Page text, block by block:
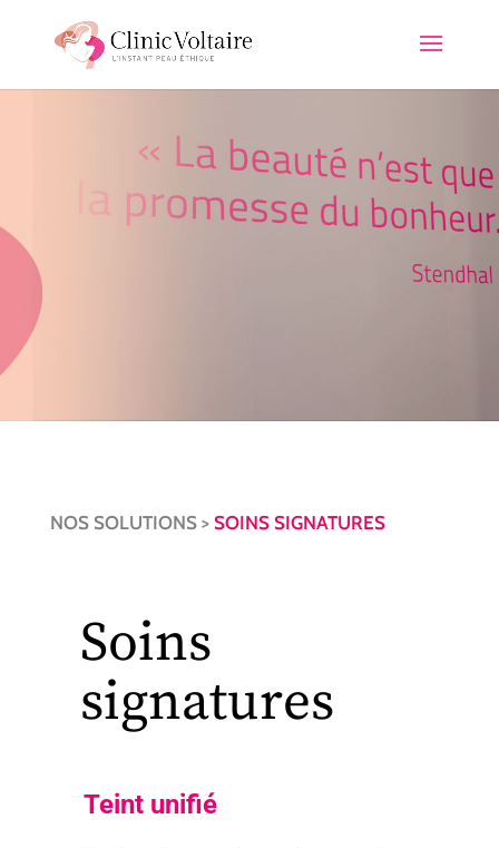
NOS SOLUTIONS > SOINS SIGNATURES
Soins
signatures
Teint unifié